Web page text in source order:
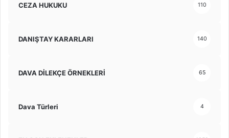
CEZA HUKUKU 110
DANIŞTAY KARARLARI 140
DAVA DİLEKÇE ÖRNEKLERİ 65
Dava Türleri 4